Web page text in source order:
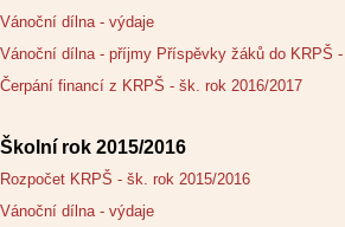
Vánoční dílna - výdaje
Vánoční dílna - příjmy Příspěvky žáků do KRPŠ
Čerpání financí z KRPŠ - šk. rok 2016/2017
Školní rok 2015/2016
Rozpočet KRPŠ - šk. rok 2015/2016
Vánoční dílna - výdaje